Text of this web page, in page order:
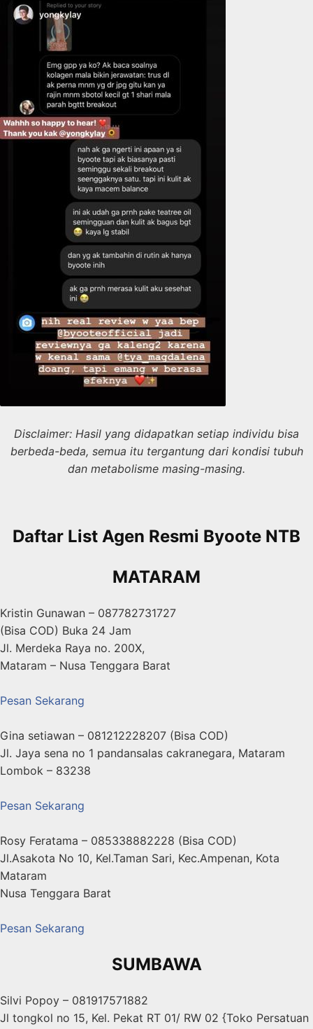
Disclaimer: Hasil yang didapatkan setiap individu bisa
berbeda-beda, semua itu tergantung dari kondisi tubuh
dan metabolisme masing-masing.
Daftar List Agen Resmi Byoote NTB
MATARAM
Kristin Gunawan – 087782731727
(Bisa COD) Buka 24 Jam
Jl. Merdeka Raya no. 200X,
Mataram – Nusa Tenggara Barat
Pesan Sekarang
Gina setiawan – 081212228207 (Bisa COD)
Jl. Jaya sena no 1 pandansalas cakranegara, Mataram
Lombok – 83238
Pesan Sekarang
Rosy Feratama – 085338882228 (Bisa COD)
Jl.Asakota No 10, Kel.Taman Sari, Kec.Ampenan, Kota
Mataram
Nusa Tenggara Barat
Pesan Sekarang
SUMBAWA
Silvi Popoy – 081917571882
Jl tongkol no 15, Kel. Pekat RT 01/ RW 02 {Toko Persatuan